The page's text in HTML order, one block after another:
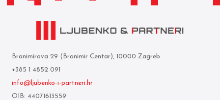
Branimirova 29 (Branimir Centar), 10000 Zagreb
+385 1 4852 091
info@ljubenko-i-partneri.hr
OIB: 44071613559